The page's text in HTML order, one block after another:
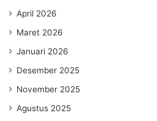
April 2026
Maret 2026
Januari 2026
Desember 2025
November 2025
Agustus 2025